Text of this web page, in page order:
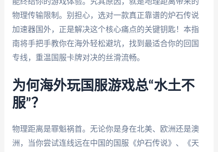
物理传输限制。别担心，选对一款真正靠谱的炉石传说
加速器国外，正是解决这个核心痛点的关键钥匙！本指
南将手把手教你在海外轻松避坑，找到最适合你的回国
专线，重温国服卡牌对决的丝滑流畅。
为何海外玩国服游戏总“水土不
服”？
物理距离是罪魁祸首。无论你是身在北美、欧洲还是澳
洲，当你尝试连线远在中国的国服《炉石传说》、《天